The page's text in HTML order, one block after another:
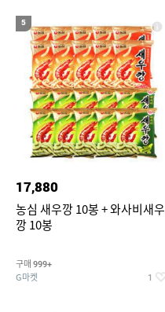
5
17,880
농심 새우깡 10봉 + 와사비새우
깡 10봉
구매 999+
G마켓 1